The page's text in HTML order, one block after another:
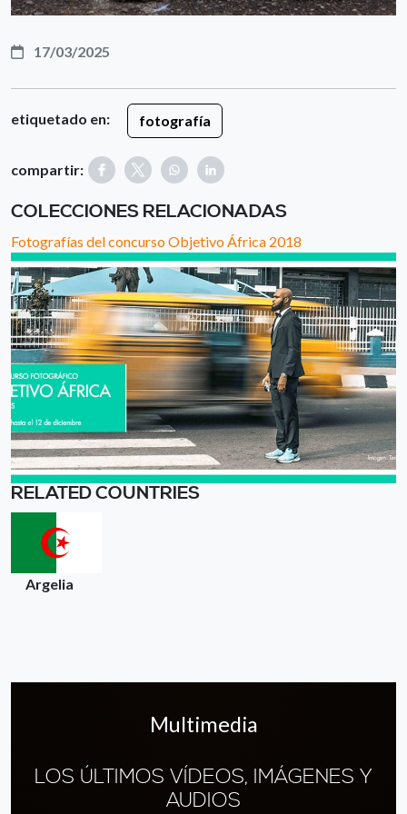
17/03/2025
etiquetado en: fotografía
compartir:
COLECCIONES RELACIONADAS
Fotografías del concurso Objetivo África 2018
RELATED COUNTRIES
Argelia
Multimedia
LOS ÚLTIMOS VÍDEOS, IMÁGENES Y
AUDIOS